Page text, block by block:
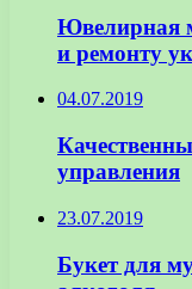
Ювелирная
и ремонту
04.07.2019
управления
23.07.2019
Букет для